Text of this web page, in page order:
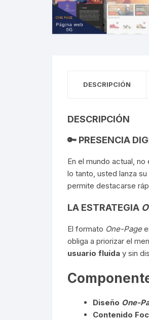
DESCRIPCIÓN
DESCRIPCIÓN
🔑 PRESENCIA
En el mundo actual,
lo tanto, usted lanza
permite destacarse
LA ESTRATEGIA
El formato One-Page
obliga a priorizar el
usuario fluida y sin
Diseño One-
Contenido